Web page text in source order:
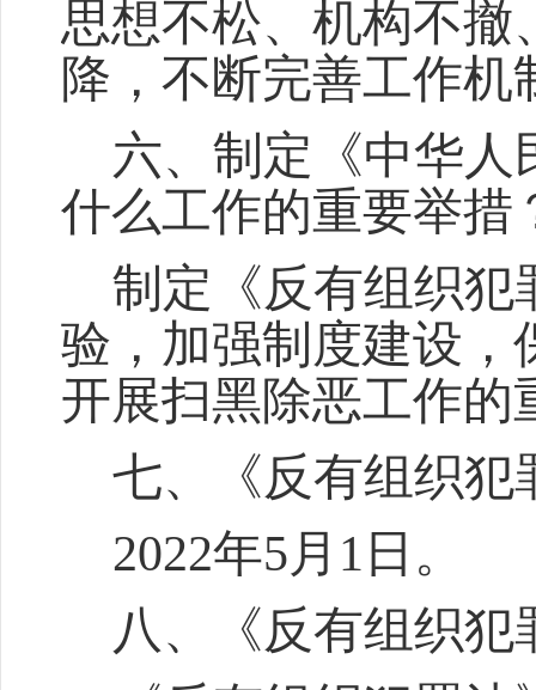
思想不松、机构不撤
降，不断完善工作
六、 制定《中华人
什么工作的重要举措
制定《反有组织犯
验，加强制度建设，
开展扫黑除恶工作的
七、
《反有组织
2022年5月1日。
八、
《反有组织